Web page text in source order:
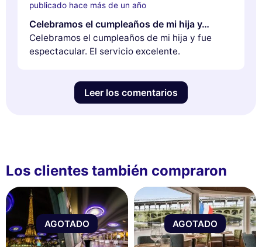
publicado hace más de un año
Celebramos el cumpleaños de mi hija y…
Celebramos el cumpleaños de mi hija y fue
espectacular. El servicio excelente.
Leer los comentarios
Los clientes también compraron
AGOTADO AGOTADO